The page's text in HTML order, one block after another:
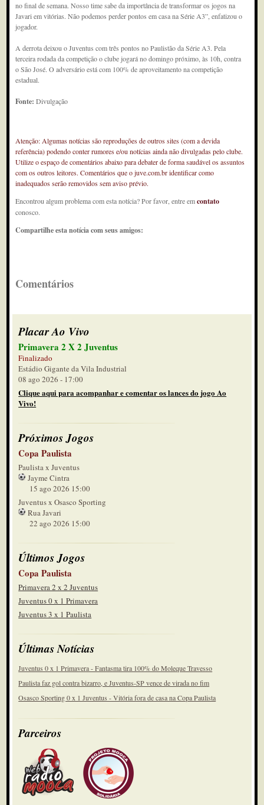
no final de semana. Nosso time sabe da importância de transformar os jogos na
Javari em vitórias. Não podemos perder pontos em casa na Série A3”, enfatizou o
jogador.
A derrota deixou o Juventus com três pontos no Paulistão da Série A3. Pela
terceira rodada da competição o clube jogará no domingo próximo, às 10h, contra
o São José. O adversário está com 100% de aproveitamento na competição
estadual.
Fonte:Divulgação
Atenção: Algumas notícias são reproduções de outros sites (com a devida
referência) podendo conter rumores e/ou notícias ainda não divulgadas pelo clube.
Utilize o espaço de comentários abaixo para debater de forma saudável os assuntos
com os outros leitores. Comentários que o juve.com.br identificar como
inadequados serão removidos sem aviso prévio.
Encontrou algum problema com esta notícia? Por favor, entre emcontato
conosco.
Compartilhe esta notícia com seus amigos:
Comentários
Placar Ao Vivo
Primavera 2 X 2 Juventus
Finalizado
Estádio Gigante da Vila Industrial
08 ago 2026 - 17:00
Clique aqui para acompanhar e comentar os lances do jogo Ao
Vivo!
Próximos Jogos
Copa Paulista
Paulista x Juventus
Jayme Cintra
15 ago 2026 15:00
Juventus x Osasco Sporting
Rua Javari
22 ago 2026 15:00
Últimos Jogos
Copa Paulista
Primavera 2 x 2 Juventus
Juventus 0 x 1 Primavera
Juventus 3 x 1 Paulista
Últimas Notícias
Juventus 0 x 1 Primavera - Fantasma tira 100% do Moleque Travesso
Paulista faz gol contra bizarro, e Juventus-SP vence de virada no fim
Osasco Sporting 0 x 1 Juventus - Vitória fora de casa na Copa Paulista
Parceiros